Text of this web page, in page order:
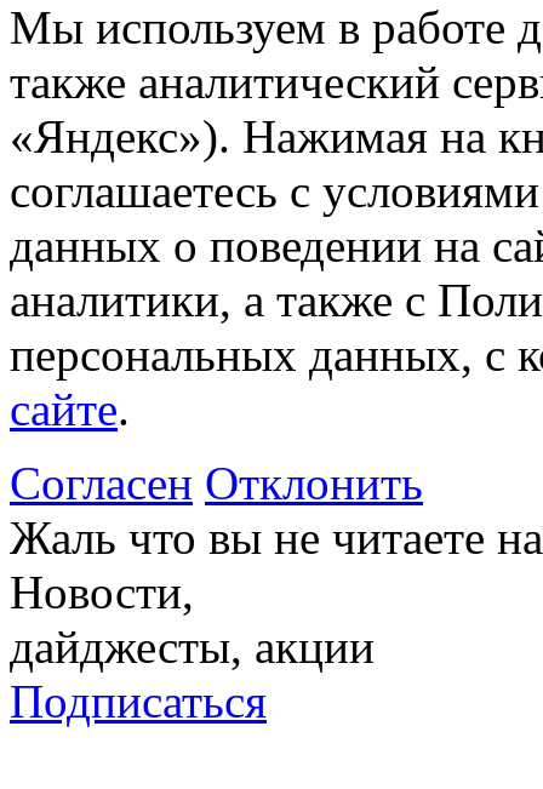
Мы используем в работе
также аналитический
«Яндекс»). Нажимая на
соглашаетесь с
данных о поведении на
аналитики, а также с
персональных данных, с
сайте.
Согласен Отклонить
Жаль что вы не читаете
Новости,
дайджесты, акции
Подписаться